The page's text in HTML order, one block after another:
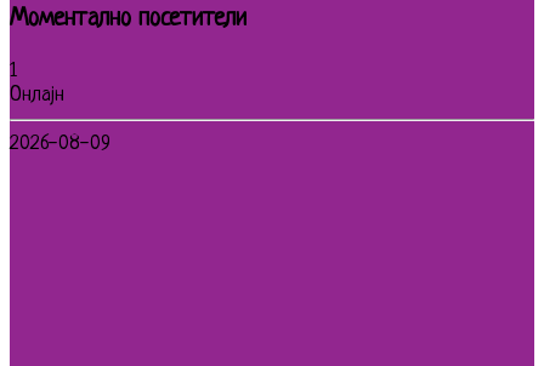
Моментално посетители
1
Онлајн
2026-08-09